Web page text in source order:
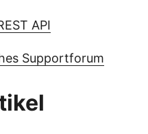
API
Supportforum